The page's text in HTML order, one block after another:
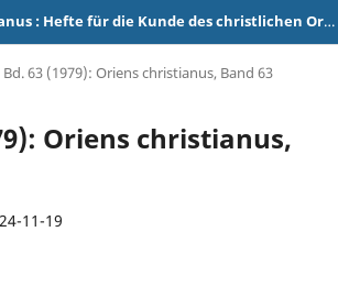
Oriens christianus : Hefte für die Kunde des christlichen Orients
Bd. 63 (1979): Oriens christianus, Band 63
Oriens christianus,
11-19